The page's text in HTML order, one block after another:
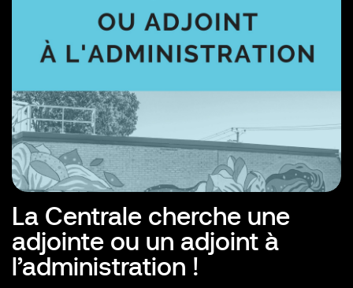
La Centrale cherche une
adjointe ou un adjoint à
l’administration !